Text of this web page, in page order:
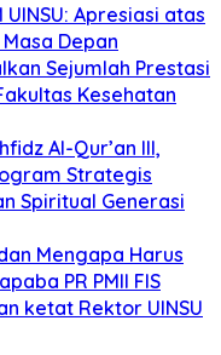
Apresiasi atas
Depan
Sejumlah Prestasi
Kesehatan
Al-Qur’an III,
Strategis
Spiritual Generasi
Mengapa Harus
PR PMII FIS
ketat Rektor UINSU